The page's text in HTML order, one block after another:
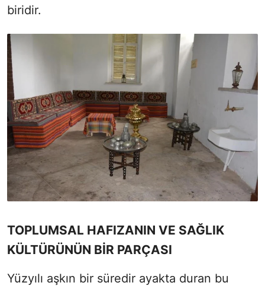
biridir.
TOPLUMSAL HAFIZANIN VE SAĞLIK
KÜLTÜRÜNÜN BİR PARÇASI
Yüzyılı aşkın bir süredir ayakta duran bu